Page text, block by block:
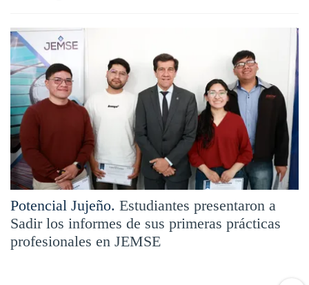
Potencial Jujeño. Estudiantes presentaron a
Sadir los informes de sus primeras prácticas
profesionales en JEMSE